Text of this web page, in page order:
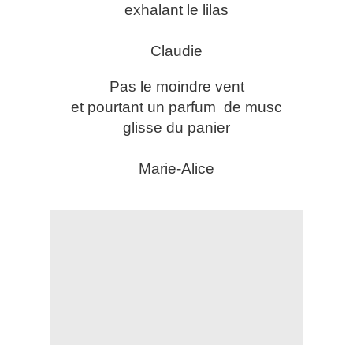
exhalant le lilas
Claudie
Pas le moindre vent
et pourtant un parfum de musc
glisse du panier
Marie-Alice